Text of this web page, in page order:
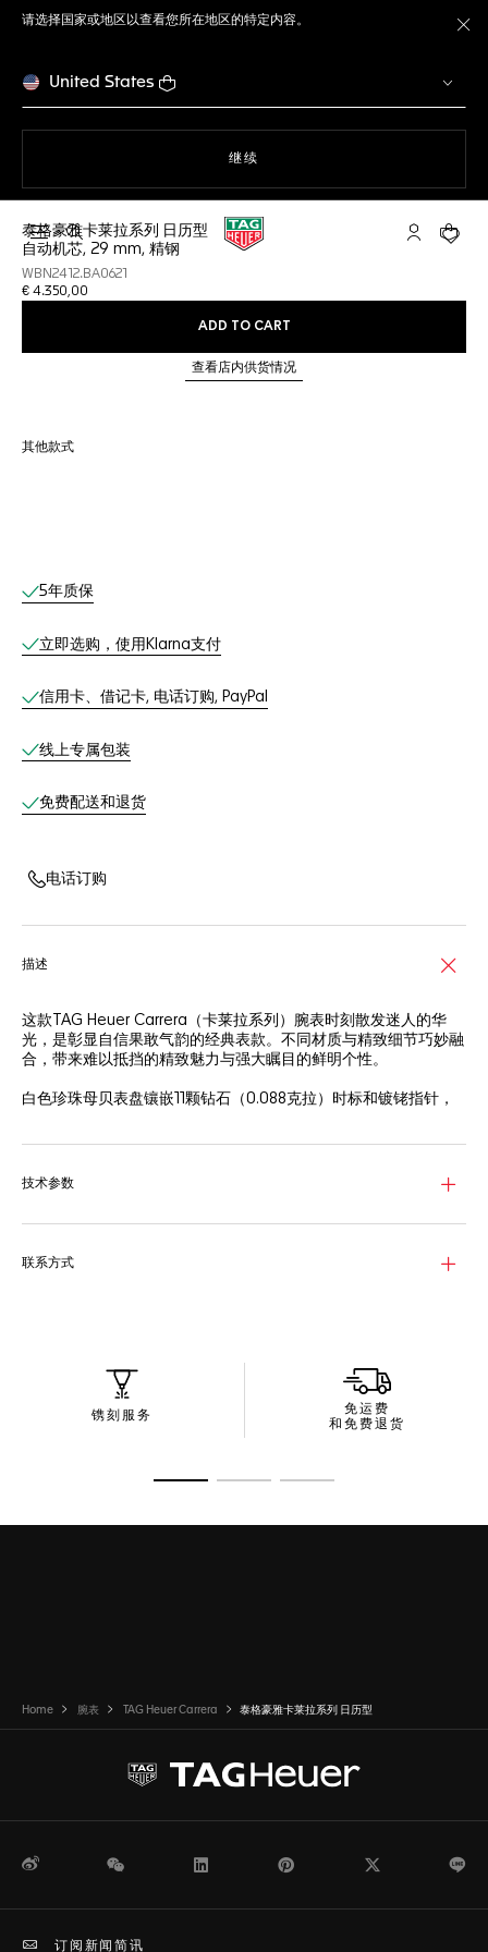
请选择国家或地区以查看您所在地区的特定内容。
United States
继续
打开搜索 My TAG您的
泰格豪雅卡莱拉系列 日历型
自动机芯, 29 mm, 精钢
WBN2412.BA0621
€ 4.350,00
ADD TO CART
查看店内供货情况
其他款式
线上服务
5年质保
立即选购，使用Klarna支付
信用卡、借记卡, 电话订购, PayPal
线上专属包装
免费配送和退货
电话订购
描述
这款TAG Heuer Carrera（卡莱拉系列）腕表时刻散发迷人的华
光，是彰显自信果敢气韵的经典表款。不同材质与精致细节巧妙融
合，带来难以抵挡的精致魅力与强大瞩目的鲜明个性。
白色珍珠母贝表盘镶嵌11颗钻石（0.088克拉）时标和镀铑指针，
点。蓝宝石表镜与焕新升级的表链坚固耐用，炫目迷人。
技术参数
联系方式
镌刻服务
免运费
和免费退货
Home 腕表 TAG Heuer Carrera 泰格豪雅卡莱拉系列 日历型
微博 WeChat Pinterest
订阅新闻简讯